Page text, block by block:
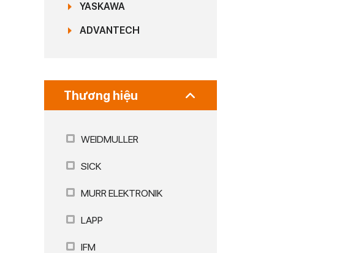
YASKAWA
ADVANTECH
Thương hiệu
WEIDMULLER
SICK
MURR ELEKTRONIK
LAPP
IFM